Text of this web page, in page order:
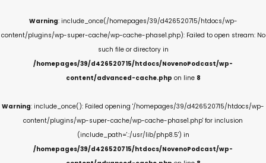
Warning: include_once(/homepages/39/d426520715/htdocs/wp-
content/plugins/wp-super-cache/wp-cache-phase1.php): Failed to open stream: No
such file or directory in
/homepages/39/d426520715/htdocs/NovenoPodcast/wp-
content/advanced-cache.php on line 8
Warning: include_once(): Failed opening '/homepages/39/d426520715/htdocs/wp-
content/plugins/wp-super-cache/wp-cache-phase1.php' for inclusion
(include_path='.:/usr/lib/php8.5') in
/homepages/39/d426520715/htdocs/NovenoPodcast/wp-